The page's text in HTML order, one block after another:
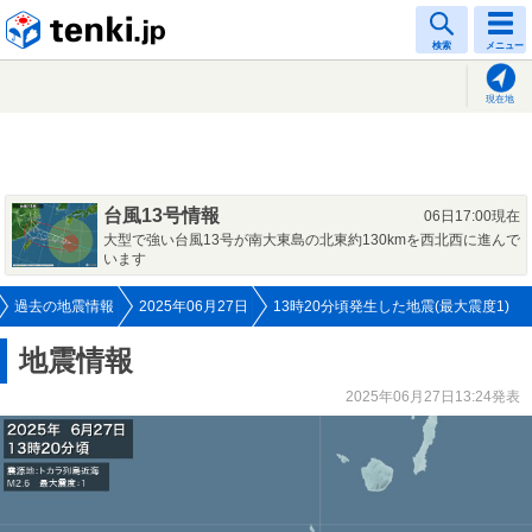
検索 メニュー
現在地
台風13号情報
06日17:00現在
大型で強い台風13号が南大東島の北東約130kmを西北西に進んで
います
過去の地震情報 2025年06月27日 13時20分頃発生した地震(最大震度1)
地震情報
2025年06月27日13:24発表